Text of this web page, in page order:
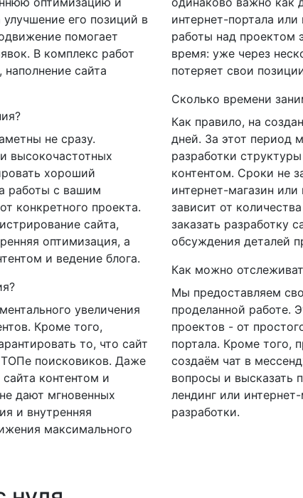
его позиций в
помогает
В комплекс работ
сайта
не сразу.
высокочастотных
хороший
работы с вашим
конкретного проекта.
сайта,
оптимизация, а
и ведение блога.
увеличения
Кроме того,
то, что сайт
поисковиков. Даже
контентом и
дают мгновенных
и внутренняя
максимального
интернет-портала
работы над проектом
время: уже через
потеряет свои
Сколько времени
Как правило, на
дней. За этот период
разработки
контентом. Сроки не
интернет-магазин
зависит от
заказать разработку
обсуждения деталей
Как можно
Мы предоставляем
проделанной работе.
проектов - от
портала. Кроме того,
создаём чат в
вопросы и высказать
лендинг или
разработки.